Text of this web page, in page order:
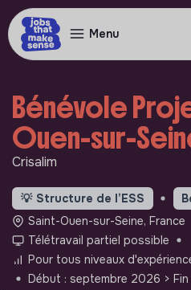
Menu
Bénévole
Ouen-sur-
Crisalim
💡 Structure de l’ESS
Saint-Ouen-sur-Seine, France
Télétravail partiel possible
Pour tous niveaux
Début : septembre 2026 >